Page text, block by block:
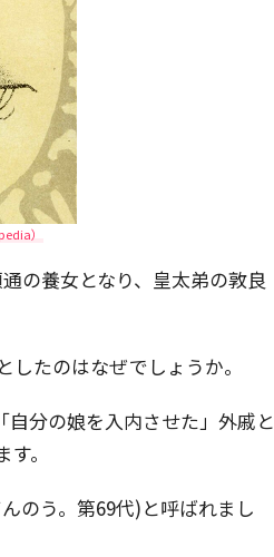
）
の養女となり、皇太弟の敦良
たのはなぜでしょうか。
分の娘を入内させた」外戚と
。
のう。第69代)と呼ばれまし